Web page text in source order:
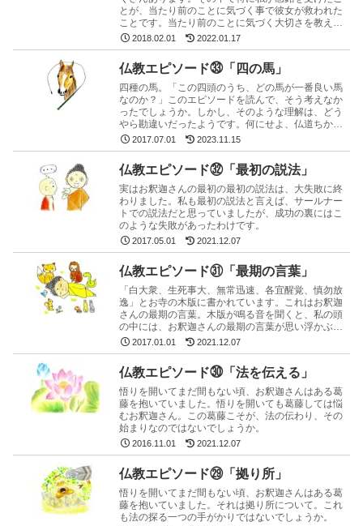
とが、当たり前のことに気づく事で彼女が救われた
ことです。当たり前のことに気づく大切さを教えて
くれます。
2018.02.01 2022.01.17
仏教エピソード㉝「四の馬」
四種の馬。「この四頭のうち、どの馬が一番良い馬
なのか？」このエピソードを読んで、そう考えなか
ったでしょうか。しかし、そのような理解は、どう
やら勘違いだったようです。何にせよ、仏道ちかき
ものは、かならずこの話をきくことがあるはずで
2017.07.01 2023.11.15
仏教エピソード㉜「最初の説法」
実はお釈迦さんの最初の最初の説法は、大失敗に終
わりました。私も最初の説法と言えば、サールナー
トでの説法だと思っていましたが、成功の裏にはこ
のような失敗があったわけです。
2017.05.01 2021.12.07
仏教エピソード㉛「最期の言葉」
「白大衆、生死事大、無常迅速、各宜醒覚、慎勿放
逸」とお寺の木版に書かれています。これはお釈迦
さんの最期の言葉。木版が鳴る音を聞くと、私の頭
の中には、お釈迦さんの最期の言葉が思い浮かぶこ
とがあります。
2017.01.01 2021.12.07
仏教エピソード㉚「法を伝える」
悟りを開いてまだ間もない頃、お釈迦さんはある葛
藤を抱いていました。悟りを開いても葛藤しては悩
むお釈迦さん。この葛藤こそが、法の伝わり、その
始まりなのではないでしょうか。
2016.11.01 2021.12.07
仏教エピソード㉙「拠り所」
悟りを開いてまだ間もない頃、お釈迦さんはある葛
藤を抱いていました。それは拠り所について。これ
も法の探る一つの手がかりではないでしょうか。